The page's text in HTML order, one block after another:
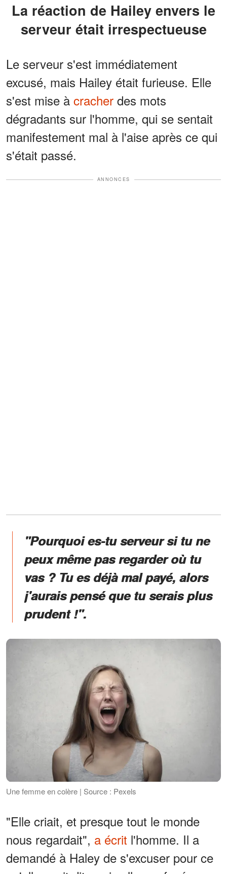
La réaction de Hailey envers le
serveur était irrespectueuse
Le serveur s'est immédiatement
excusé, mais Hailey était furieuse. Elle
s'est mise à cracher des mots
dégradants sur l'homme, qui se sentait
manifestement mal à l'aise après ce qui
s'était passé.
ANNONCES
"Pourquoi es-tu serveur si tu ne
peux même pas regarder où tu
vas ? Tu es déjà mal payé, alors
j'aurais pensé que tu serais plus
prudent !".
Une femme en colère | Source : Pexels
"Elle criait, et presque tout le monde
nous regardait", a écrit l'homme. Il a
demandé à Haley de s'excuser pour ce